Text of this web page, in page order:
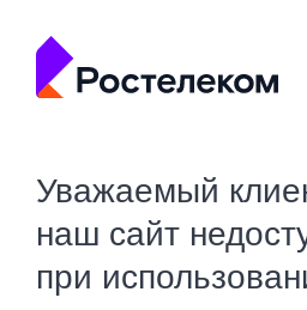
Уважаемый
наш сайт
при